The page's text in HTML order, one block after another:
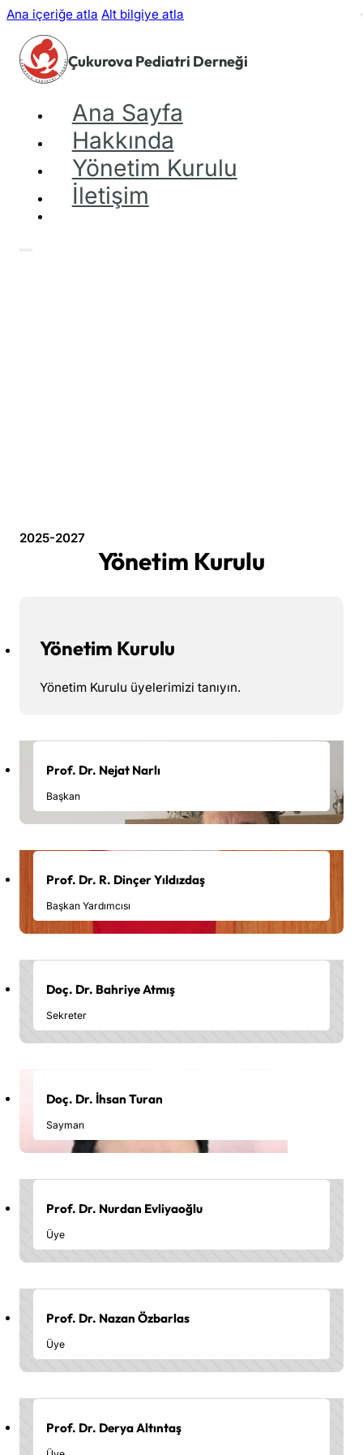
Ana içeriğe atla Alt bilgiye atla
Çukurova Pediatri Derneği
Ana Sayfa
Hakkında
Yönetim Kurulu
İletişim
2025-2027
Yönetim Kurulu
Yönetim Kurulu
Yönetim Kurulu üyelerimizi tanıyın.
Prof. Dr. Nejat Narlı
Başkan
Prof. Dr. R. Dinçer Yıldızdaş
Başkan Yardımcısı
Doç. Dr. Bahriye Atmış
Sekreter
Doç. Dr. İhsan Turan
Sayman
Prof. Dr. Nurdan Evliyaoğlu
Üye
Prof. Dr. Nazan Özbarlas
Üye
Prof. Dr. Derya Altıntaş